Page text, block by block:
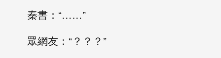
秦書：“……”
眾網友：“？？？”